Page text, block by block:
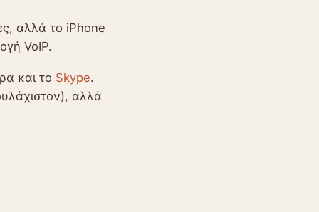
αλλά το iPhone
VoIP.
και το Skype.
αλλά